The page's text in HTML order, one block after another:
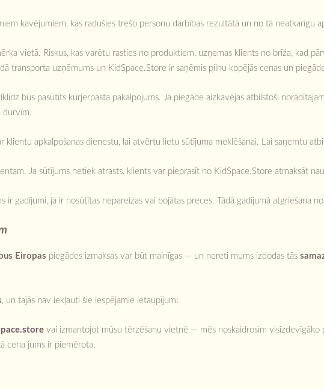
kavējumiem, kas radušies trešo personu darbības rezultātā un no tā neatkarīgu
vietā. Riskus, kas varētu rasties no produktiem, uzņemas klients no brīža, kad
transporta uzņēmums un KidSpace.Store ir saņēmis pilnu kopējās cenas un
būs pasūtīts kurjerpasta pakalpojums. Ja piegāde aizkavējas atbilstoši
durvīm.
klientu apkalpošanas dienestu, lai atvērtu lietu sūtījuma meklēšanai. Lai saņemtu
Ja sūtījums netiek atrasts, klients var pieprasīt no KidSpace.Store atmaksāt
ir gadījumi, ja ir nosūtītas nepareizas vai bojātas preces. Tādā gadījumā atgriešana
Eiropas piegādes izmaksas var būt mainīgas — un nereti mums izdodas tās
, un tajās nav iekļauti šie iespējamie ietaupījumi.
vai izmantojot mūsu tērzēšanu vietnē — mēs noskaidrosim visizdevīgāko
cena jums ir piemērota.